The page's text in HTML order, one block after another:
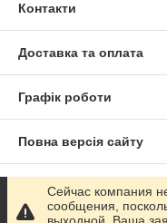
Контакти
Доставка та оплата
Графік роботи
Повна версія сайту
Сайт створено на
Сейчас компания
сообщения,